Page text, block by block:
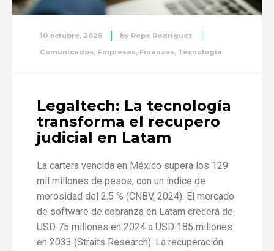
10 octubre, 2025 by Pepe Rodriguez
Comunicados, Empresas, Finanzas, Tecnología
Legaltech: La tecnología
transforma el recupero
judicial en Latam
La cartera vencida en México supera los 129
mil millones de pesos, con un índice de
morosidad del 2.5 % (CNBV, 2024). El mercado
de software de cobranza en Latam crecerá de
USD 75 millones en 2024 a USD 185 millones
en 2033 (Straits Research). La recuperación